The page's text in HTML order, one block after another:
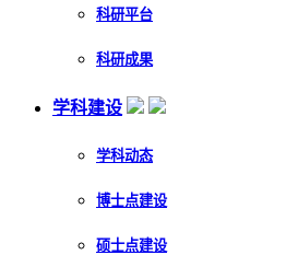
科研平台
科研成果
学科建设
学科动态
博士点建设
硕士点建设